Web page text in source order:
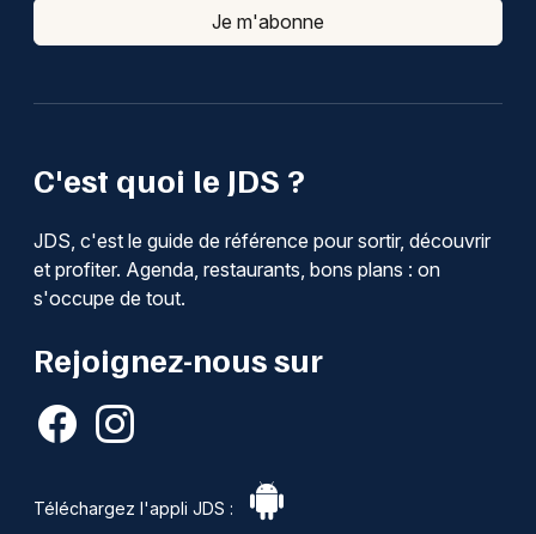
C'est quoi le JDS ?
JDS, c'est le guide de référence pour sortir, découvrir
et profiter. Agenda, restaurants, bons plans : on
s'occupe de tout.
Rejoignez-nous sur
Téléchargez l'appli JDS :
Je m'abonne